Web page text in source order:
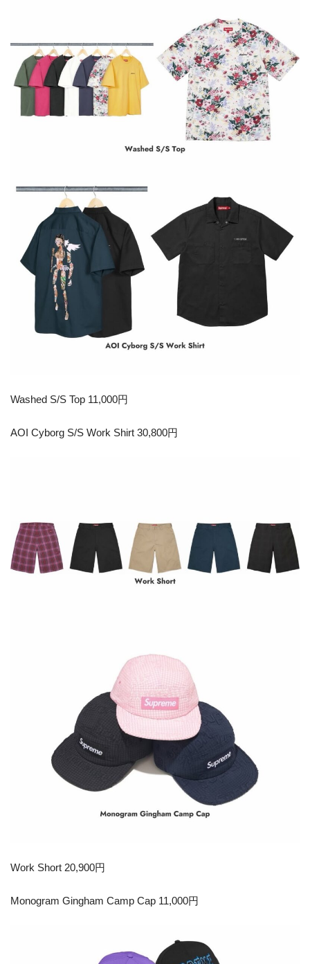
Washed S/S Top 11,000円
AOI Cyborg S/S Work Shirt 30,800円
Work Short 20,900円
Monogram Gingham Camp Cap 11,000円